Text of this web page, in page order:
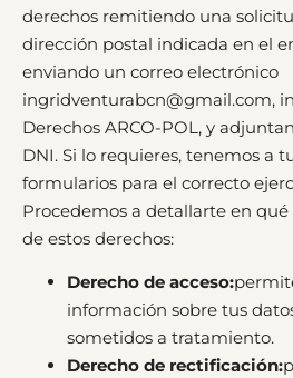
derechos remitiendo una
dirección postal indicada en el
enviando un correo electrónico
ingridventurabcn@gmail.com,
Derechos ARCO-POL, y
DNI. Si lo requieres, tenemos a
formularios para el correcto
Procedemos a detallarte en
de estos derechos:
Derecho de acceso:
información sobre tus
sometidos a tratamiento.
Derecho de rectificación: